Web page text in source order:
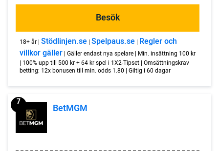
Besök
18+ år | Stödlinjen.se | Spelpaus.se | Regler och
villkor gäller | Gäller endast nya spelare | Min. insättning 100 kr
| 100% upp till 500 kr + 64 kr spel i 1X2-Tipset | Omsättningskrav
betting: 12x bonusen till min. odds 1.80 | Giltig i 60 dagar
BetMGM
7